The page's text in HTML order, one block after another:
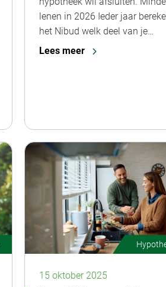
lenen in 2026 Ieder jaar
het Nibud welk deel van je…
Lees meer
15 oktober 2025